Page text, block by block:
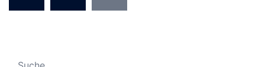
Beiträge